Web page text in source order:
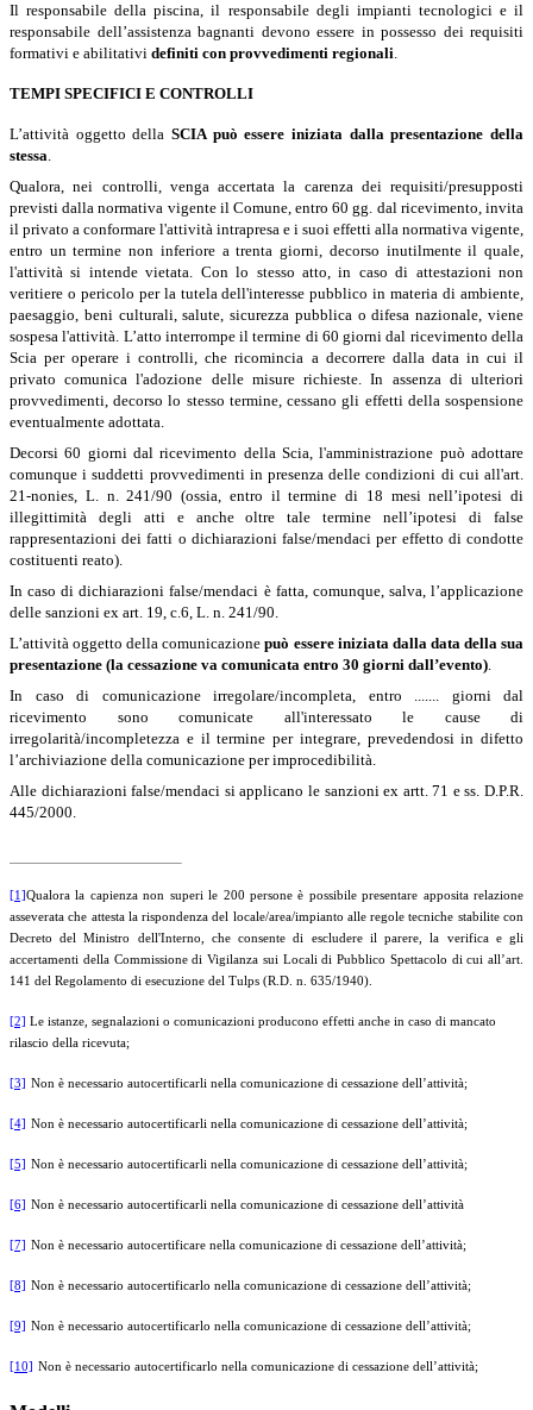
Il responsabile della piscina, il responsabile degli impianti tecnologici e il
responsabile dell’assistenza bagnanti devono essere in possesso dei requisiti
formativi e abilitativi definiti con provvedimenti regionali.
TEMPI SPECIFICI E CONTROLLI
L’attività oggetto della SCIA può essere iniziata dalla presentazione della
stessa.
Qualora, nei controlli, venga accertata la carenza dei requisiti/presupposti
previsti dalla normativa vigente il Comune, entro 60 gg. dal ricevimento, invita
il privato a conformare l'attività intrapresa e i suoi effetti alla normativa vigente,
entro un termine non inferiore a trenta giorni, decorso inutilmente il quale,
l'attività si intende vietata. Con lo stesso atto, in caso di attestazioni non
veritiere o pericolo per la tutela dell'interesse pubblico in materia di ambiente,
paesaggio, beni culturali, salute, sicurezza pubblica o difesa nazionale, viene
sospesa l'attività. L’atto interrompe il termine di 60 giorni dal ricevimento della
Scia per operare i controlli, che ricomincia a decorrere dalla data in cui il
privato comunica l'adozione delle misure richieste. In assenza di ulteriori
provvedimenti, decorso lo stesso termine, cessano gli effetti della sospensione
eventualmente adottata.
Decorsi 60 giorni dal ricevimento della Scia, l'amministrazione può adottare
comunque i suddetti provvedimenti in presenza delle condizioni di cui all'art.
21-nonies, L. n. 241/90 (ossia, entro il termine di 18 mesi nell’ipotesi di
illegittimità degli atti e anche oltre tale termine nell’ipotesi di false
rappresentazioni dei fatti o dichiarazioni false/mendaci per effetto di condotte
costituenti reato).
In caso di dichiarazioni false/mendaci è fatta, comunque, salva, l’applicazione
delle sanzioni ex art. 19, c.6, L. n. 241/90.
L’attività oggetto della comunicazionepuò essere iniziata dalla data della sua
presentazione (la cessazione va comunicata entro 30 giorni dall’evento).
In caso di comunicazione irregolare/incompleta, entro ....... giorni dal
ricevimento sono comunicate all'interessato le cause di
irregolarità/incompletezza e il termine per integrare, prevedendosi in difetto
l’archiviazione della comunicazione per improcedibilità.
Alle dichiarazioni false/mendaci si applicano le sanzioni ex artt. 71 e ss. D.P.R.
445/2000.
[1] Qualora la capienza non superi le 200 persone è possibile presentare apposita relazione
asseverata che attesta la rispondenza del locale/area/impianto alle regole tecniche stabilite con
Decreto del Ministro dell'Interno, che consente di escludere il parere, la verifica e gli
accertamenti della Commissione di Vigilanza sui Locali di Pubblico Spettacolo di cui all’art.
141 del Regolamento di esecuzione del Tulps (R.D. n. 635/1940).
[2]
Le istanze, segnalazioni o comunicazioni producono effetti anche in caso di mancato
rilascio della ricevuta;
[3] Non è necessario autocertificarli nella comunicazione di cessazione dell’attività;
[4] Non è necessario autocertificarli nella comunicazione di cessazione dell’attività;
[5] Non è necessario autocertificarli nella comunicazione di cessazione dell’attività;
[6] Non è necessario autocertificarli nella comunicazione di cessazione dell’attività
[7] Non è necessario autocertificare nella comunicazione di cessazione dell’attività;
[8] Non è necessario autocertificarlo nella comunicazione di cessazione dell’attività;
[9] Non è necessario autocertificarlo nella comunicazione di cessazione dell’attività;
[10] Non è necessario autocertificarlo nella comunicazione di cessazione dell’attività;